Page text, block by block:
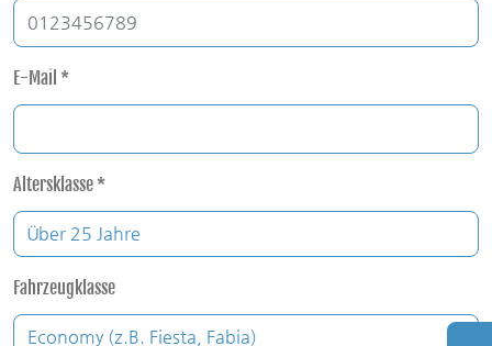
E-Mail *
Altersklasse *
Fahrzeugklasse